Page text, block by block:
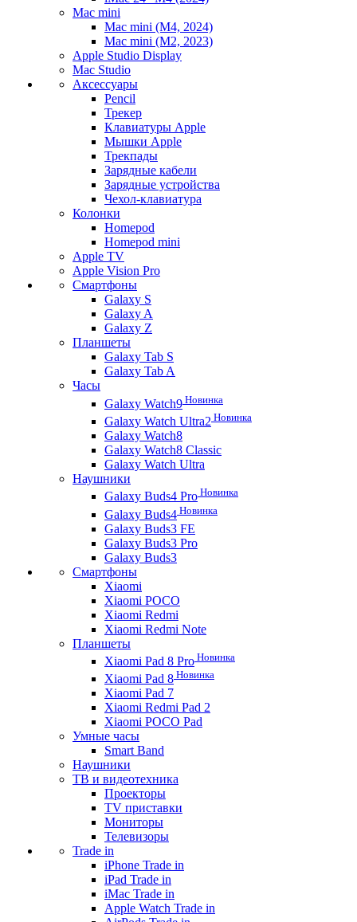
Mac mini
Mac mini (M4, 2024)
Mac mini (M2, 2023)
Apple Studio Display
Mac Studio
Аксессуары
Pencil
Трекер
Клавиатуры Apple
Мышки Apple
Трекпады
Зарядные кабели
Зарядные устройства
Чехол-клавиатура
Колонки
Homepod
Homepod mini
Apple TV
Apple Vision Pro
Смартфоны
Galaxy S
Galaxy A
Galaxy Z
Планшеты
Galaxy Tab S
Galaxy Tab A
Часы
Galaxy Watch9 Новинка
Galaxy Watch Ultra2 Новинка
Galaxy Watch8
Galaxy Watch8 Classic
Galaxy Watch Ultra
Наушники
Galaxy Buds4 Pro Новинка
Galaxy Buds4 Новинка
Galaxy Buds3 FE
Galaxy Buds3 Pro
Galaxy Buds3
Смартфоны
Xiaomi
Xiaomi POCO
Xiaomi Redmi
Xiaomi Redmi Note
Планшеты
Xiaomi Pad 8 Pro Новинка
Xiaomi Pad 8 Новинка
Xiaomi Pad 7
Xiaomi Redmi Pad 2
Xiaomi POCO Pad
Умные часы
Smart Band
Наушники
ТВ и видеотехника
Проекторы
TV приставки
Мониторы
Телевизоры
Trade in
iPhone Trade in
iPad Trade in
iMac Trade in
Apple Watch Trade in